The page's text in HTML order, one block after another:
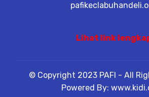
Lihat link
© Copyright 2023 PAFI - All
Powered By: